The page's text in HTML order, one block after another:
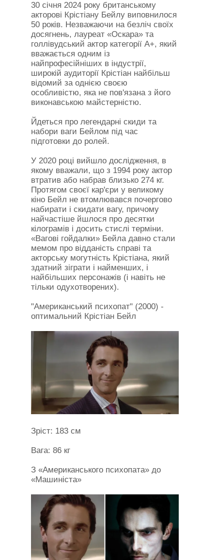
30 січня 2024 року британському
акторові Крістіану Бейлу виповнилося
50 років. Незважаючи на безліч своїх
досягнень, лауреат «Оскара» та
голлівудський актор категорії А+, який
вважається одним із
найпрофесійніших в індустрії,
широкій аудиторії Крістіан найбільш
відомий за однією своєю
особливістю, яка не пов'язана з його
виконавською майстерністю.
Йдеться про легендарні скиди та
набори ваги Бейлом під час
підготовки до ролей.
У 2020 році вийшло дослідження, в
якому вважали, що з 1994 року актор
втратив або набрав близько 274 кг.
Протягом своєї кар'єри у великому
кіно Бейл не втомлювався почергово
набирати і скидати вагу, причому
найчастіше йшлося про десятки
кілограмів і досить стислі терміни.
«Вагові гойдалки» Бейла давно стали
мемом про відданість справі та
акторську могутність Крістіана, який
здатний зіграти і найменших, і
найбільших персонажів (і навіть не
тільки одухотворених).
"Американський психопат" (2000) -
оптимальний Крістіан Бейл
Зріст: 183 см
Вага: 86 кг
З «Американського психопата» до
«Машиніста»